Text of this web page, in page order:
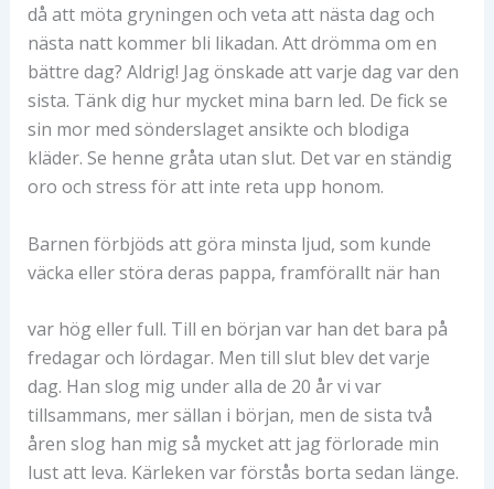
då att möta gryningen och veta att nästa dag och
nästa natt kommer bli likadan. Att drömma om en
bättre dag? Aldrig! Jag önskade att varje dag var den
sista. Tänk dig hur mycket mina barn led. De fick se
sin mor med sönderslaget ansikte och blodiga
kläder. Se henne gråta utan slut. Det var en ständig
oro och stress för att inte reta upp honom.
Barnen förbjöds att göra minsta ljud, som kunde
väcka eller störa deras pappa, framförallt när han
var hög eller full. Till en början var han det bara på
fredagar och lördagar. Men till slut blev det varje
dag. Han slog mig under alla de 20 år vi var
tillsammans, mer sällan i början, men de sista två
åren slog han mig så mycket att jag förlorade min
lust att leva. Kärleken var förstås borta sedan länge.